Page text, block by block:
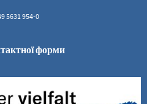
5631 954-0
форми